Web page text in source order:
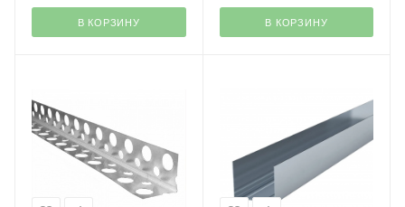
В КОРЗИНУ В КОРЗИНУ